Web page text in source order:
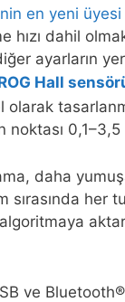
en yeni üyesi
dahil
ayarların
Hall
noktası
daha
ve